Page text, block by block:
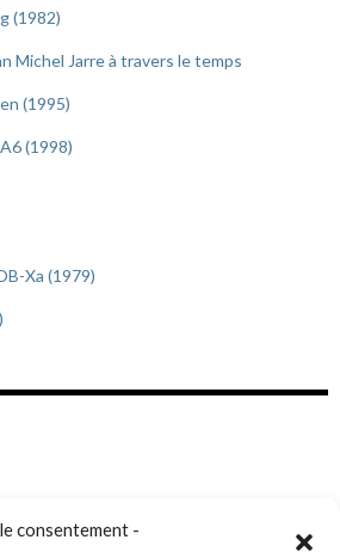
consentement -
(1982)
Michel Jarre à travers le temps
(1995)
(1998)
Xa (1979)